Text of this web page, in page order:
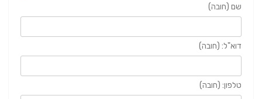
שם (חובה)
דוא"ל: (חובה)
טלפון: (חובה)